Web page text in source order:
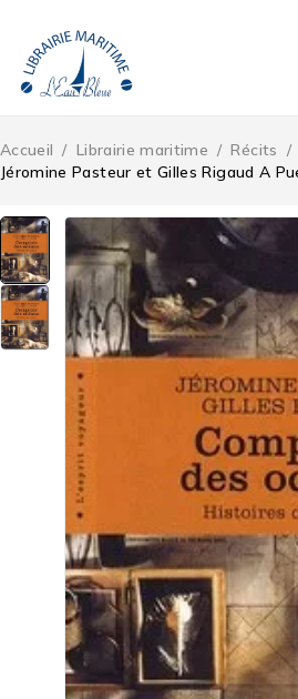
Accueil / Librairie maritime / Récits /
Jéromine Pasteur et Gilles Rigaud A